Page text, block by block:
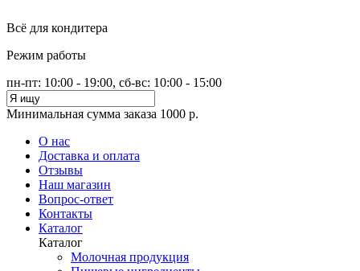
Всё для кондитера
Режим работы
пн-пт: 10:00 - 19:00, сб-вс: 10:00 - 15:00
Минимальная сумма заказа 1000 р.
О нас
Доставка и оплата
Отзывы
Наш магазин
Вопрос-ответ
Контакты
Каталог
Каталог
Молочная продукция